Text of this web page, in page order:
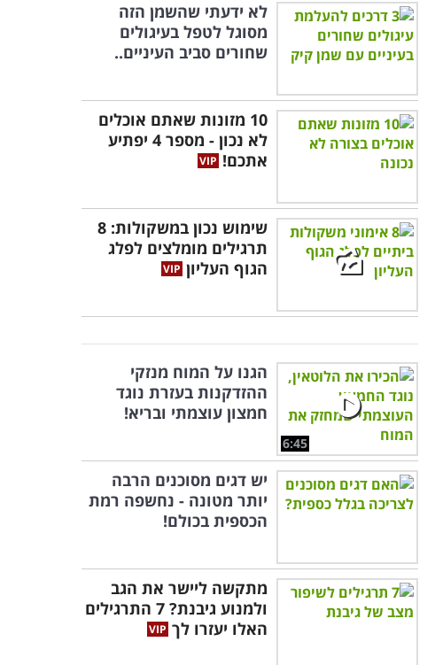
לא ידעתי שהשמן הזה
מסוגל לטפל בעיגולים
שחורים סביב העיניים..
10 מזונות שאתם אוכלים
לא נכון - מספר 4 יפתיע
אתכם!
שימוש נכון במשקולות: 8
תרגילים מומלצים לפלג
הגוף העליון
6:45
הגנו על המוח מנזקי
ההזדקנות בעזרת נוגד
חמצון עוצמתי ובריא!
יש דגים מסוכנים הרבה
יותר מטונה - נחשפה רמת
הכספית בכולם!
מתקשה ליישר את הגב
ולמנוע גיבנת? 7 התרגילים
האלו יעזרו לך